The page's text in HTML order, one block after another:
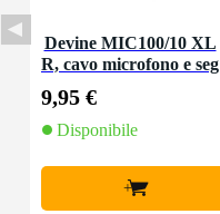
Devine MIC100/10 XL
R, cavo microfono e seg
9,95 €
Disponibile
+